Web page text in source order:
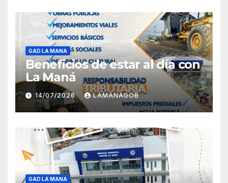
GAD LA MANA
Beneficios de estar al día con
La Maná
14/07/2026 LAMANAGOB
GAD LA MANA